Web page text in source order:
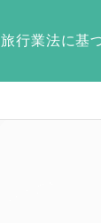
旅行業法に基